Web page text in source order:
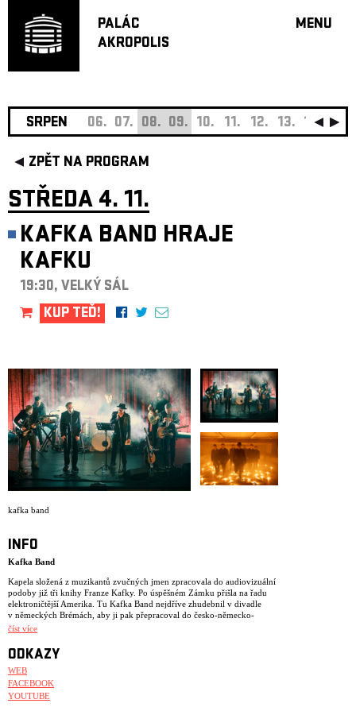
PALÁC
AKROPOLIS
MENU
JAZZ
SRPEN 06. 07. 08. 09. 10. 11. 12. 13. 14. 15.
ZPĚT NA PROGRAM
STŘEDA 4. 11.
KAFKA BAND HRAJE
KAFKU
19:30, VELKÝ SÁL
KUP TEĎ!
kafka band
INFO
Kafka Band
Kapela složená z muzikantů zvučných jmen zpracovala do audiovizuální
podoby již tři knihy Franze Kafky. Po úspěšném Zámku přišla na řadu
elektroničtější Amerika. Tu Kafka Band nejdříve zhudebnil v divadle
v německých Brémách, aby ji pak přepracoval do česko-německo-
anglické koncertní podoby. Celou trilogii završil v roce 2022 Proces
Kafka Band je hudebně-literární projekt, který ve své tvorbě pracuje
s dílem spisovatele Franze Kafky. To převádí do alternativně-rockové
podoby. Ke spolupráci se zde sešli spisovatel Jaroslav Rudiš a výtvarník a
hudebník Jaromír 99, autoři kultovního komiksu Alois Nebel. V kapele
hrají s kytaristou a producentem Dušanem Neuwerthem a dalšími
číst více
ODKAZY
WEB
FACEBOOK
YOUTUBE